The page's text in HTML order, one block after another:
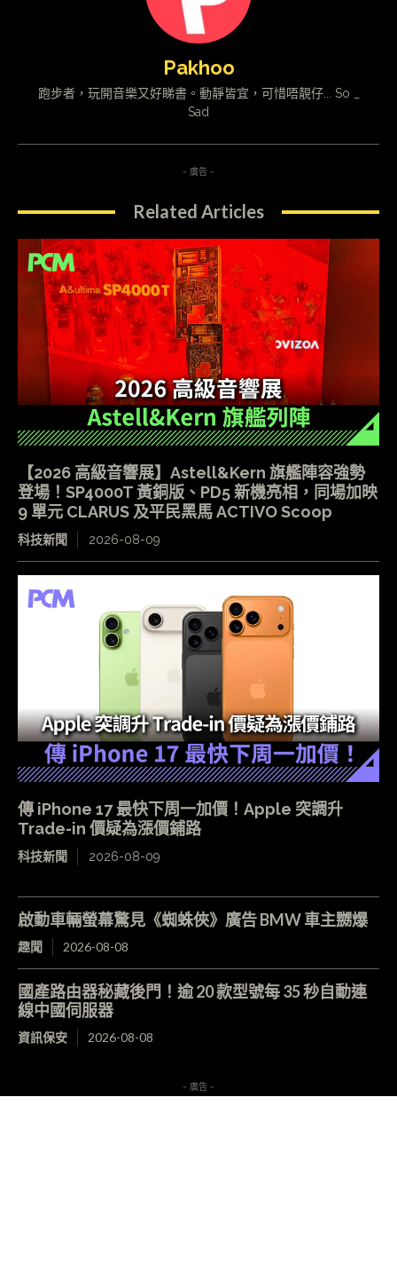
Pakhoo
跑步者，玩開音樂又好睇書。動靜皆宜，可惜唔靚仔... So _
Sad
- 廣告 -
Related Articles
【2026 高級音響展】Astell&Kern 旗艦陣容強勢
登場！SP4000T 黃銅版、PD5 新機亮相，同場加映
9 單元 CLARUS 及平民黑馬 ACTIVO Scoop
科技新聞 2026-08-09
傳 iPhone 17 最快下周一加價！Apple 突調升
Trade-in 價疑為漲價鋪路
科技新聞 2026-08-09
啟動車輛螢幕驚見《蜘蛛俠》廣告 BMW 車主嬲爆
趣聞 2026-08-08
國產路由器秘藏後門！逾 20 款型號每 35 秒自動連
線中國伺服器
資訊保安 2026-08-08
- 廣告 -